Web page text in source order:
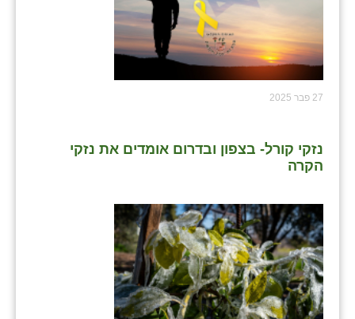
27 פבר 2025
נזקי קורל- בצפון ובדרום אומדים את נזקי
הקרה